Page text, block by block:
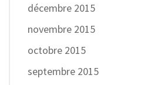
décembre 2015
novembre 2015
octobre 2015
septembre 2015